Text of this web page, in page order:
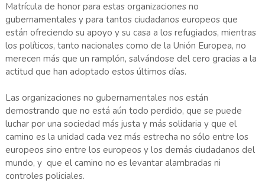
Matrícula de honor para estas organizaciones no
gubernamentales y para tantos ciudadanos europeos que
están ofreciendo su apoyo y su casa a los refugiados, mientras
los políticos, tanto nacionales como de la Unión Europea, no
merecen más que un ramplón, salvándose del cero gracias a la
actitud que han adoptado estos últimos días.
Las organizaciones no gubernamentales nos están
demostrando que no está aún todo perdido, que se puede
luchar por una sociedad más justa y más solidaria y que el
camino es la unidad cada vez más estrecha no sólo entre los
europeos sino entre los europeos y los demás ciudadanos del
mundo, y que el camino no es levantar alambradas ni
controles policiales.